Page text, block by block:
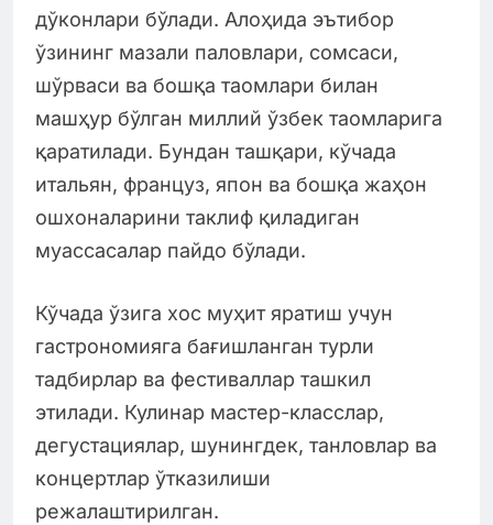
дўконлари бўлади. Алоҳида эътибор
ўзининг мазали паловлари, сомсаси,
шўрваси ва бошқа таомлари билан
машҳур бўлган миллий ўзбек таомларига
қаратилади. Бундан ташқари, кўчада
итальян, француз, япон ва бошқа жаҳон
ошхоналарини таклиф қиладиган
муассасалар пайдо бўлади.
Кўчада ўзига хос муҳит яратиш учун
гастрономияга бағишланган турли
тадбирлар ва фестиваллар ташкил
этилади. Кулинар мастер-класслар,
дегустациялар, шунингдек, танловлар ва
концертлар ўтказилиши
режалаштирилган.